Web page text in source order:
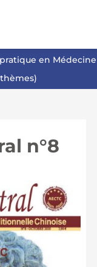
en Médecine
n°8